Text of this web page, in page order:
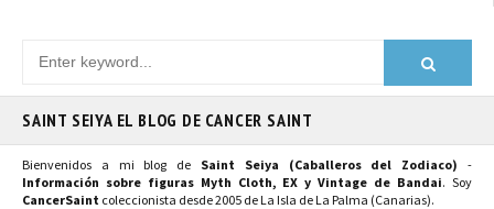
SAINT SEIYA EL BLOG DE CANCER SAINT
Bienvenidos a mi blog de Saint Seiya (Caballeros del Zodiaco) -
Información sobre figuras Myth Cloth, EX y Vintage de Bandai. Soy
CancerSaint coleccionista desde 2005 de La Isla de La Palma (Canarias).